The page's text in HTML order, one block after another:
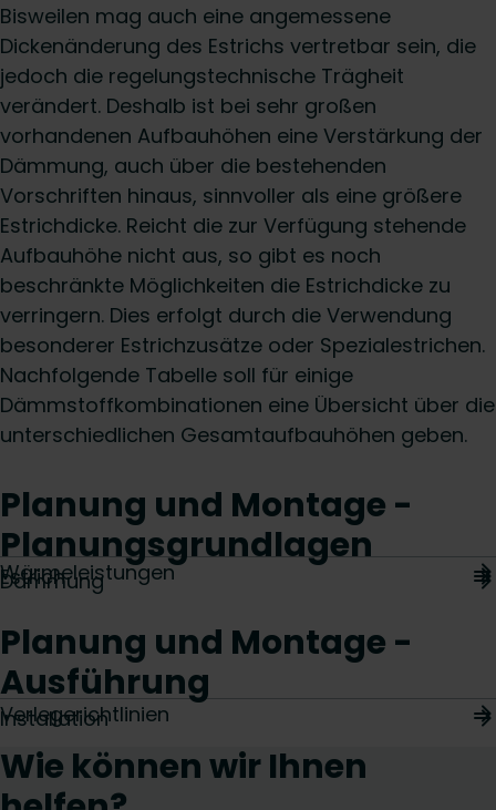
Bisweilen mag auch eine angemessene
Dickenänderung des Estrichs vertretbar sein, die
jedoch die regelungstechnische Trägheit
verändert. Deshalb ist bei sehr großen
vorhandenen Aufbauhöhen eine Verstärkung der
Dämmung, auch über die bestehenden
Vorschriften hinaus, sinnvoller als eine größere
Estrichdicke. Reicht die zur Verfügung stehende
Aufbauhöhe nicht aus, so gibt es noch
beschränkte Möglichkeiten die Estrichdicke zu
verringern. Dies erfolgt durch die Verwendung
besonderer Estrichzusätze oder Spezialestrichen.
Nachfolgende Tabelle soll für einige
Dämmstoffkombinationen eine Übersicht über die
unterschiedlichen Gesamtaufbauhöhen geben.
Planung und Montage -
Planungsgrundlagen
Dämmung
Estrich
Wärmeleistungen
Planung und Montage -
Ausführung
Installation
Verlegerichtlinien
Wie können wir Ihnen